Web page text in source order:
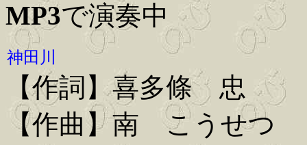
MP3で演奏中
神田川
【作詞】喜多條 忠
【作曲】南 こうせつ